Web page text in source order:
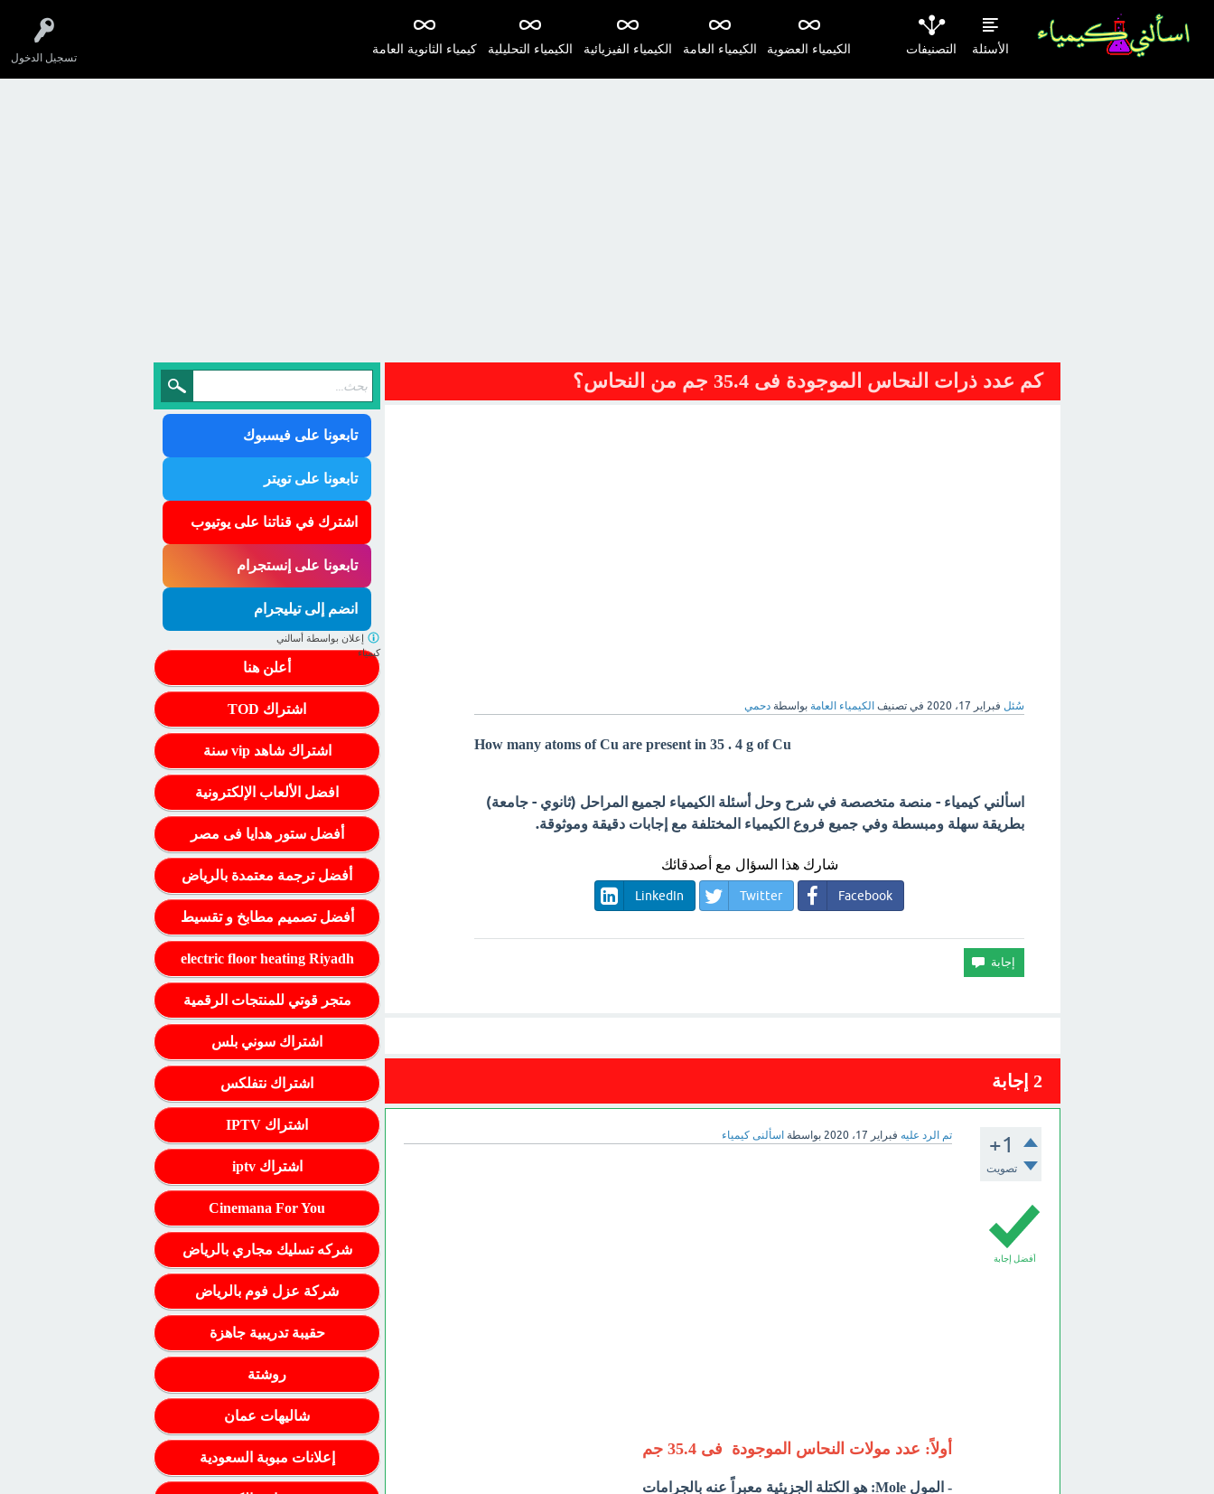
تسجيل الدخول
الأسئلة التصنيفات كيمياء الثانوية العامة الكيمياء التحليلية الكيمياء الفيزيائية الكيمياء العامة الكيمياء العضوية
كم عدد ذرات النحاس الموجودة فى 35.4 جم من النحاس؟
سُئل فبراير 17، 2020 في تصنيف الكيمياء العامة بواسطة دحمي
How many atoms of Cu are present in 35 . 4 g of Cu
اسألني كيمياء - منصة متخصصة في شرح وحل أسئلة الكيمياء لجميع المراحل (ثانوي - جامعة)
بطريقة سهلة ومبسطة وفي جميع فروع الكيمياء المختلفة مع إجابات دقيقة وموثوقة.
شارك هذا السؤال مع أصدقائك
Facebook
Twitter
LinkedIn
2 إجابة
+1
تصويت
تم الرد عليه فبراير 17، 2020 بواسطة اسألنى كيمياء
أفضل إجابة
أولاً: عدد مولات النحاس الموجودة فى 35.4 جم
- المول Mole: هو الكتلة الجزيئية معبراً عنه بالجرامات
تابعونا على فيسبوك
تابعونا على تويتر
اشترك في قناتنا على يوتيوب
تابعونا على إنستجرام
انضم إلى تيليجرام
أعلن هنا
اشتراك TOD
اشتراك شاهد vip سنة
افضل الألعاب الإلكترونية
أفضل ستور هدايا فى مصر
أفضل ترجمة معتمدة بالرياض
أفضل تصميم مطابخ و تقسيط
electric floor heating Riyadh
متجر قوتي للمنتجات الرقمية
اشتراك سوني بلس
اشتراك نتفلكس
اشتراك IPTV
اشتراك iptv
Cinemana For You
شركه تسليك مجاري بالرياض
شركة عزل فوم بالرياض
حقيبة تدريبية جاهزة
روشتة
شاليهات عمان
إعلانات مبوبة السعودية
إعلان بواسطة أسالني
كيمياء